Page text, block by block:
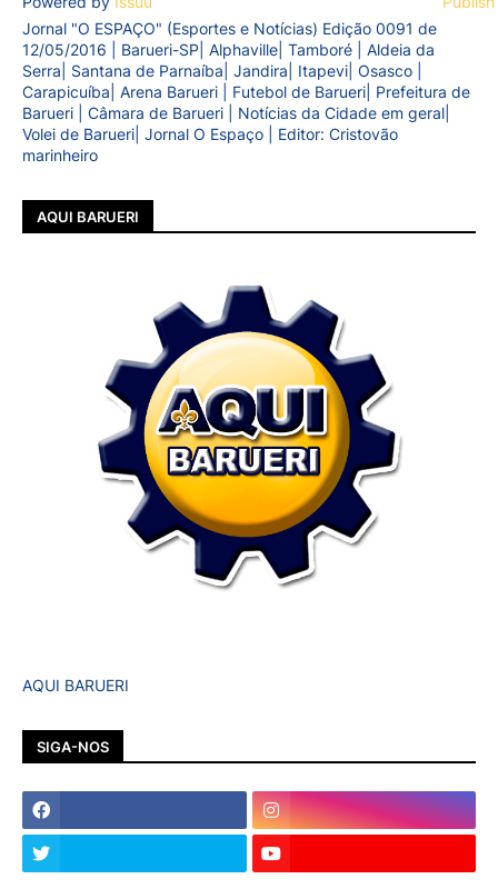
Jornal "O ESPAÇO" (Esportes e Notícias) Edição 0091 de
12/05/2016 | Barueri-SP| Alphaville| Tamboré | Aldeia da
Serra| Santana de Parnaíba| Jandira| Itapevi| Osasco |
Carapicuíba| Arena Barueri | Futebol de Barueri| Prefeitura de
Barueri | Câmara de Barueri | Notícias da Cidade em geral|
Volei de Barueri| Jornal O Espaço | Editor: Cristovão
marinheiro
AQUI BARUERI
AQUI BARUERI
SIGA-NOS